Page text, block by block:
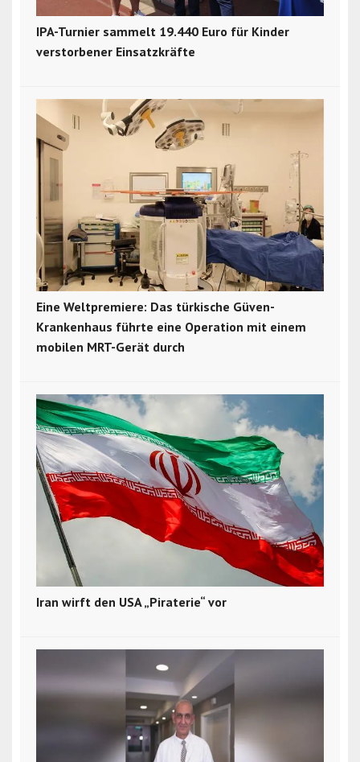
IPA-Turnier sammelt 19.440 Euro für Kinder
verstorbener Einsatzkräfte
Eine Weltpremiere: Das türkische Güven-
Krankenhaus führte eine Operation mit einem
mobilen MRT-Gerät durch
Iran wirft den USA „Piraterie“ vor